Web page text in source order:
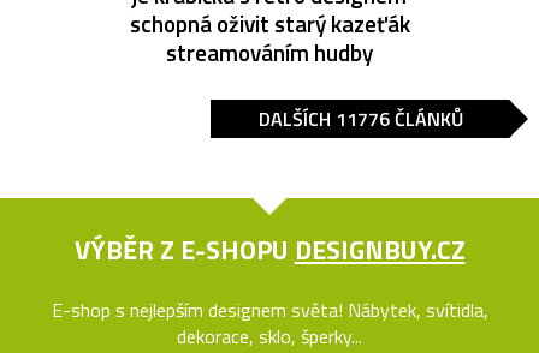
schopná oživit starý kazeťák
streamováním hudby
DALŠÍCH 11776 ČLÁNKŮ
VÝBĚR Z E-SHOPU DESIGNBUY.CZ
E-shop s nejlepším designem světa! Nábytek, svítidla,
dekorace, sklo, šperky...